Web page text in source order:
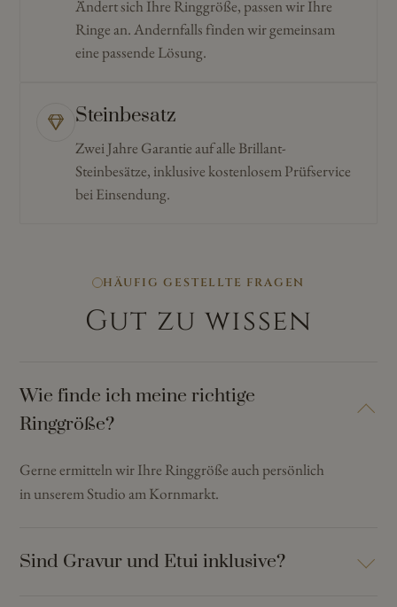
Ändert sich Ihre Ringgröße, passen wir Ihre
Ringe an. Andernfalls finden wir gemeinsam
eine passende Lösung.
Steinbesatz
Zwei Jahre Garantie auf alle Brillant-
Steinbesätze, inklusive kostenlosem Prüfservice
bei Einsendung.
HÄUFIG GESTELLTE FRAGEN
Gut zu wissen
Wie finde ich meine richtige
Ringgröße?
Gerne ermitteln wir Ihre Ringgröße auch persönlich
in unserem Studio am Kornmarkt.
Sind Gravur und Etui inklusive?